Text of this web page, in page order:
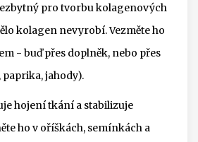
pro tvorbu kolagenových
kolagen nevyrobí. Vezměte ho
- buď přes doplněk, nebo přes
jahody).
hojení tkání a stabilizuje
ho v oříškách, semínkách a